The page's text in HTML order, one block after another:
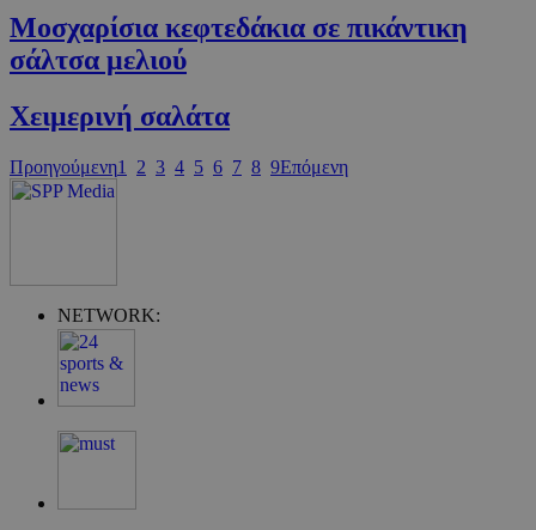
Μοσχαρίσια κεφτεδάκια σε πικάντικη
σάλτσα μελιού
Χειμερινή σαλάτα
Προηγούμενη1 2 3 4 5 6 7 8 9Επόμενη
NETWORK: